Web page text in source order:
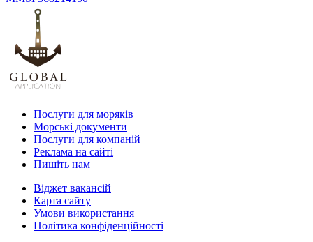
Послуги для моряків
Морські документи
Послуги для компаній
Реклама на сайті
Пишіть нам
Віджет вакансій
Карта сайту
Умови використання
Політика конфіденційності